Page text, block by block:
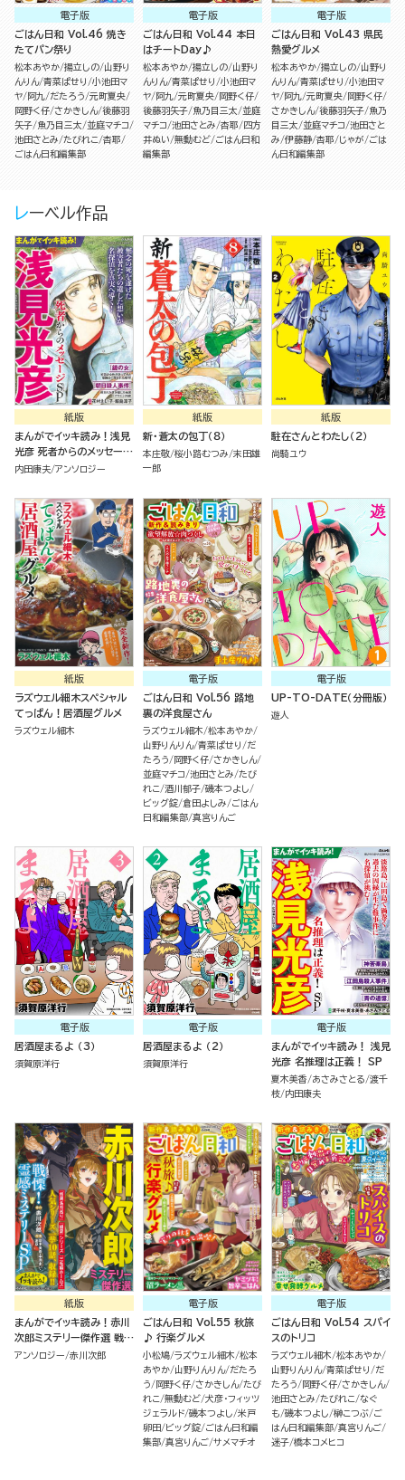
電子版
ごはん日和 Vol.46 焼き
たてパン祭り
松本あやか 揚立しの 山野り
んりん 青菜ぱせり
小池田マ
ヤ 阿九 だたろう 元町夏央
岡野く仔 さかきしん 後藤羽
矢子 魚乃目三太 並庭マチコ
池田さとみ たびれこ 杏耶
ごはん日和編集部
電子版
ごはん日和 Vol.44 本日
はチートDay♪
松本あやか 揚立しの 山野り
んりん 青菜ぱせり
小池田マ
ヤ 阿九 元町夏央 岡野く仔
後藤羽矢子 魚乃目三太 並庭
マチコ 池田さとみ 杏耶
四方
井ぬい 無動むど ごはん日和
編集部
電子版
ごはん日和 Vol.43 県民
熱愛グルメ
松本あやか 揚立しの 山野り
んりん 青菜ぱせり
小池田マ
ヤ 阿九 元町夏央 岡野く仔
さかきしん 後藤羽矢子 魚乃
目三太
並庭マチコ 池田さと
み 伊藤静 杏耶 じゃが ごは
ん日和編集部
レーベル作品
紙版
まんがでイッキ読み！浅見
光彦 死者からのメッセージ
SP
内田康夫 アンソロジー
紙版
新・蒼太の包丁（８）
本庄敬 桜小路むつみ 末田雄
一郎
紙版
駐在さんとわたし（２）
尚騎ユウ
紙版
ラズウェル細木スペシャル
てっぱん！居酒屋グルメ
ラズウェル細木
電子版
ごはん日和 Vol.56 路地
裏の洋食屋さん
ラズウェル細木 松本あやか
山野りんりん 青菜ぱせり
だ
たろう
岡野く仔 さかきしん
並庭マチコ 池田さとみ たび
れこ 酒川郁子 磯本つよし
ビッグ錠 倉田よしみ
ごはん
日和編集部 真宮りんご
電子版
UP-TO-DATE（分冊版）
遊人
電子版
居酒屋まるよ （3）
須賀原洋行
電子版
居酒屋まるよ （2）
須賀原洋行
電子版
まんがでイッキ読み！ 浅見
光彦 名推理は正義！ SP
夏木美香 あさみさとる 渡千
枝 内田康夫
紙版
まんがでイッキ読み！赤川
次郎ミステリー傑作選 戦
慄！霊感ミステリーSP
アンソロジー 赤川次郎
電子版
ごはん日和 Vol.55 秋旅
♪ 行楽グルメ
小松鳩 ラズウェル細木 松本
あやか 山野りんりん だたろ
う
岡野く仔 さかきしん たび
れこ 無動むど 犬彦・フィッツ
ジェラルド 磯本つよし 米戸
卵田
ビッグ錠 ごはん日和編
集部 真宮りんご サメマチオ
電子版
ごはん日和 Vol.54 スパイ
スのトリコ
ラズウェル細木 松本あやか
山野りんりん 青菜ぱせり
だ
たろう
岡野く仔 さかきしん
池田さとみ たびれこ なぐ
も 磯本つよし 榊こつぶ ご
はん日和編集部 真宮りんご
迷子 橋本コメヒコ